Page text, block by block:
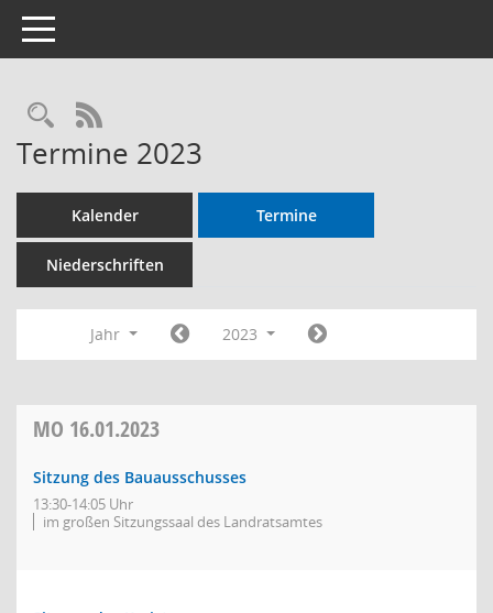
Toggle navigation
RSS-Feed
Termine 2023
Kalender Termine
Niederschriften
Jahr 2023
MO 16.01.2023
Sitzung des Bauausschusses
13:30-14:05 Uhr
im großen Sitzungssaal des Landratsamtes